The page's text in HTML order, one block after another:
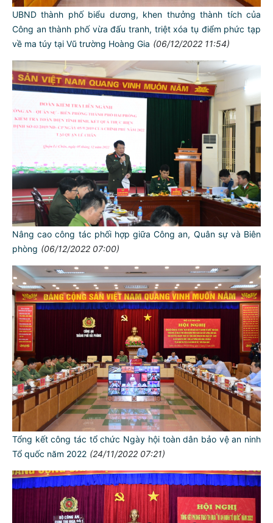
UBND thành phố biểu dương, khen thưởng thành tích của
Công an thành phố vừa đấu tranh, triệt xóa tụ điểm phức tạp
về ma túy tại Vũ trường Hoàng Gia (06/12/2022 11:54)
Nâng cao công tác phối hợp giữa Công an, Quân sự và Biên
phòng (06/12/2022 07:00)
Tổng kết công tác tổ chức Ngày hội toàn dân bảo vệ an ninh
Tổ quốc năm 2022 (24/11/2022 07:21)